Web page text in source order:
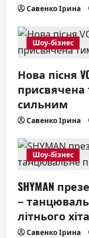
Савенко Ірина
Шоу-бізнес
Нова пісня
присвячена
сильним
Савенко Ірина
Шоу-бізнес
SHYMAN
–
літнього хіта
Савенко Ірина